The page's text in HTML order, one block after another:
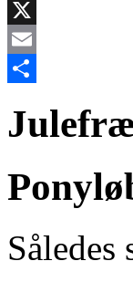
Facebook
X
Email